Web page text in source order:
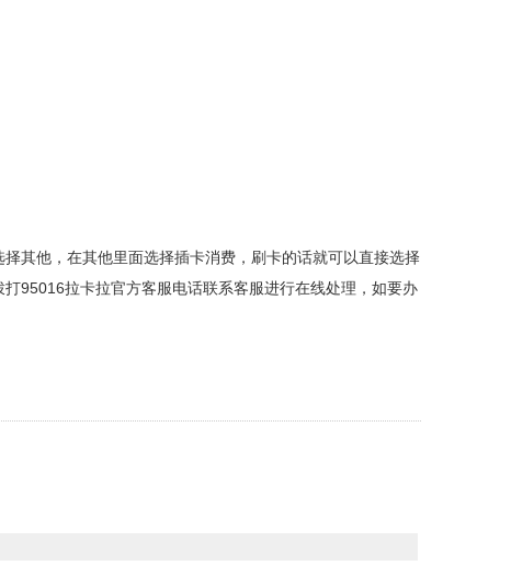
其他，在其他里面选择插卡消费，刷卡的话就可以直接选择
95016拉卡拉官方客服电话联系客服进行在线处理，如要办